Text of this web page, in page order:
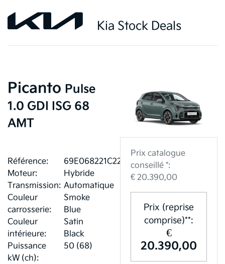
Kia Stock Deals
Picanto Pulse
1.0 GDI ISG 68
AMT
Référence:
69E068221C221
Moteur:
Hybride
Transmission: Automatique
Couleur
carrosserie:
Smoke
Blue
Couleur
intérieure:
Satin
Black
Puissance
kW (ch):
50 (68)
Prix catalogue
conseillé *:
€ 20.390,00
Prix (reprise
comprise)**:
€
20.390,00